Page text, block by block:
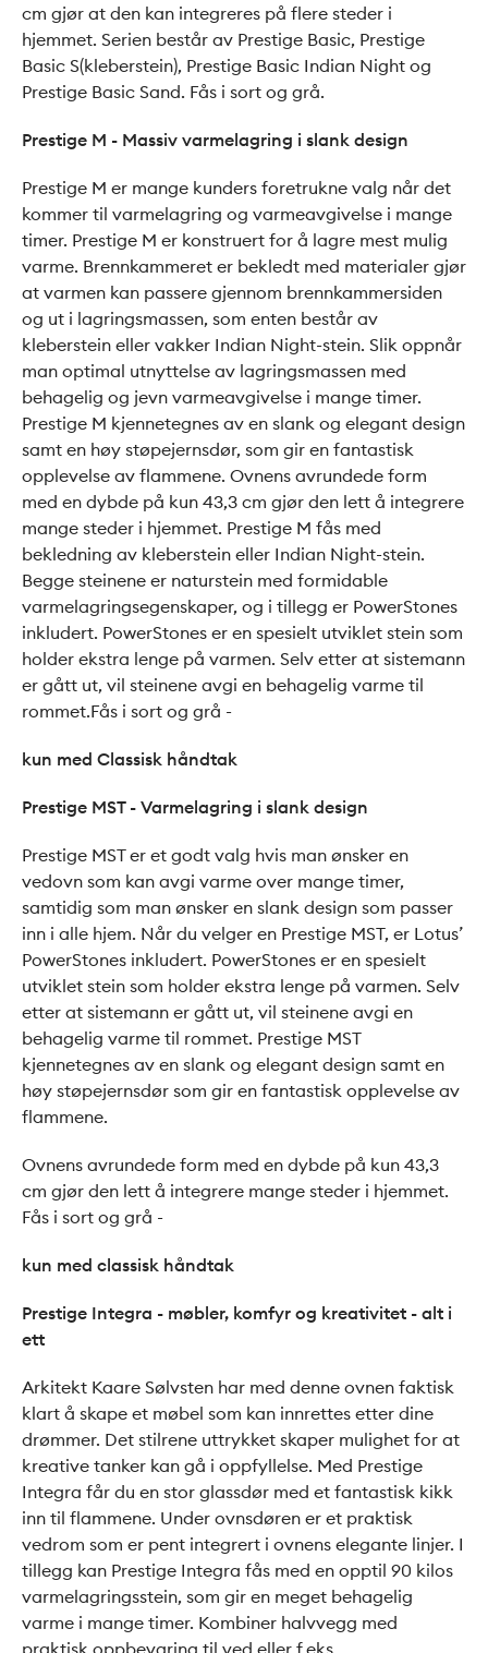
cm gjør at den kan integreres på flere steder i
hjemmet. Serien består av Prestige Basic, Prestige
Basic S(kleberstein), Prestige Basic Indian Night og
Prestige Basic Sand. Fås i sort og grå.
Prestige M - Massiv varmelagring i slank design
Prestige M er mange kunders foretrukne valg når det
kommer til varmelagring og varmeavgivelse i mange
timer. Prestige M er konstruert for å lagre mest mulig
varme. Brennkammeret er bekledt med materialer gjør
at varmen kan passere gjennom brennkammersiden
og ut i lagringsmassen, som enten består av
kleberstein eller vakker Indian Night-stein. Slik oppnår
man optimal utnyttelse av lagringsmassen med
behagelig og jevn varmeavgivelse i mange timer.
Prestige M kjennetegnes av en slank og elegant design
samt en høy støpejernsdør, som gir en fantastisk
opplevelse av flammene. Ovnens avrundede form
med en dybde på kun 43,3 cm gjør den lett å integrere
mange steder i hjemmet. Prestige M fås med
bekledning av kleberstein eller Indian Night-stein.
Begge steinene er naturstein med formidable
varmelagringsegenskaper, og i tillegg er PowerStones
inkludert. PowerStones er en spesielt utviklet stein som
holder ekstra lenge på varmen. Selv etter at sistemann
er gått ut, vil steinene avgi en behagelig varme til
rommet.Fås i sort og grå -
kun med Classisk håndtak
Prestige MST - Varmelagring i slank design
Prestige MST er et godt valg hvis man ønsker en
vedovn som kan avgi varme over mange timer,
samtidig som man ønsker en slank design som passer
inn i alle hjem. Når du velger en Prestige MST, er Lotus’
PowerStones inkludert. PowerStones er en spesielt
utviklet stein som holder ekstra lenge på varmen. Selv
etter at sistemann er gått ut, vil steinene avgi en
behagelig varme til rommet. Prestige MST
kjennetegnes av en slank og elegant design samt en
høy støpejernsdør som gir en fantastisk opplevelse av
flammene.
Ovnens avrundede form med en dybde på kun 43,3
cm gjør den lett å integrere mange steder i hjemmet.
Fås i sort og grå -
kun med classisk håndtak
Prestige Integra - møbler, komfyr og kreativitet - alt i
ett
Arkitekt Kaare Sølvsten har med denne ovnen faktisk
klart å skape et møbel som kan innrettes etter dine
drømmer. Det stilrene uttrykket skaper mulighet for at
kreative tanker kan gå i oppfyllelse. Med Prestige
Integra får du en stor glassdør med et fantastisk kikk
inn til flammene. Under ovnsdøren er et praktisk
vedrom som er pent integrert i ovnens elegante linjer. I
tillegg kan Prestige Integra fås med en opptil 90 kilos
varmelagringsstein, som gir en meget behagelig
varme i mange timer. Kombiner halvvegg med
praktisk oppbevaring til ved eller f.eks.